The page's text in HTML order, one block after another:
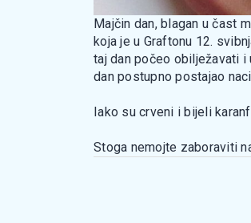
Majčin dan, blagan u čast
koja je u Graftonu 12.
taj dan počeo obilježavati i
dan postupno postajao
Iako su crveni i bijeli
Stoga nemojte zaboraviti